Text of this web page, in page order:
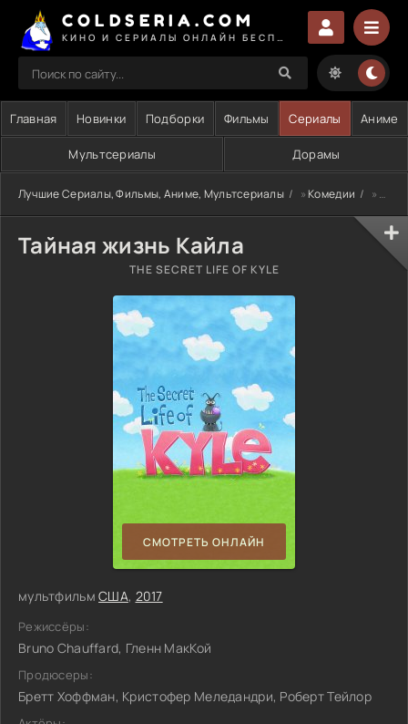
COLDSERIA.COM
Главная Новинки Подборки Фильмы Сериалы Аниме
Мультсериалы Дорамы
Лучшие Сериалы, Фильмы, Аниме, Мультсериалы »Комедии » Тайная жизнь Кайла
Тайная жизнь Кайла
THE SECRET LIFE OF KYLE
СМОТРЕТЬ ОНЛАЙН
мультфильмСША, 2017
Режиссёры:
Bruno Chauffard, Гленн МакКой
Продюсеры:
Бретт Хоффман, Кристофер Меледандри, Роберт Тейлор